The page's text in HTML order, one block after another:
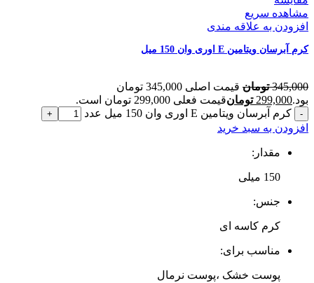
مشاهده سریع
افزودن به علاقه مندی
کرم آبرسان ویتامین E اوری وان 150 میل
345,000 تومان
قیمت اصلی 345,000 تومان
بود.299,000 تومانقیمت فعلی 299,000 تومان است.
کرم آبرسان ویتامین E اوری وان 150 میل عدد
افزودن به سبد خرید
مقدار:
150 میلی‌
جنس:
کرم کاسه ای
مناسب برای:
پوست خشک ،پوست نرمال